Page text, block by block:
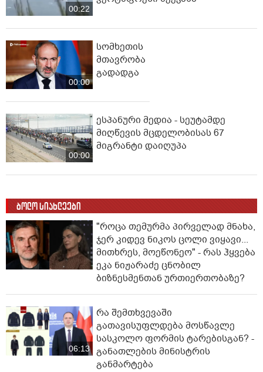
00:22
00:00
სომხეთის
მთავრობა
გადადგა
00:00
ესპანური მედია - სეუტამდე
მიღწევის მცდელობისას 67
მიგრანტი დაიღუპა
ბოლო სიახლეები
"როცა თემურმა პირველად მნახა,
ჯერ კიდევ ნიკოს ცოლი ვიყავი...
მითხრეს, მოეწონეო" - რას ჰყვება
ეკა ნიჟარაძე ცნობილ
ბიზნესმენთან ურთიერთობაზე?
06:13
რა შემთხვევაში
გათავისუფლდება მოსწავლე
სასკოლო ფორმის ტარებისგან? -
განათლების მინისტრის
განმარტება